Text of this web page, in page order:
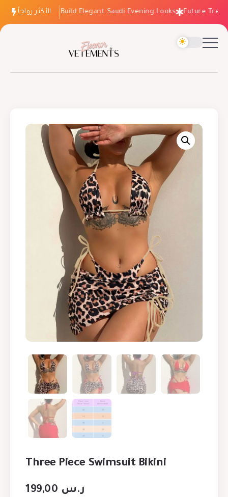
الأكثر رواجاً
How to Build Elegant Saudi Evening Looks Future Trends:
Three Piece Swimsuit Bikini
ر.س